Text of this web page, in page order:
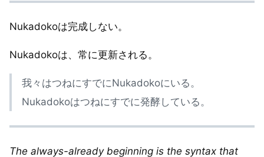
Nukadokoは完成しない。
Nukadokoは、常に更新される。
我々はつねにすでにNukadokoにいる。
Nukadokoはつねにすでに発酵している。
The always-already beginning is the syntax that